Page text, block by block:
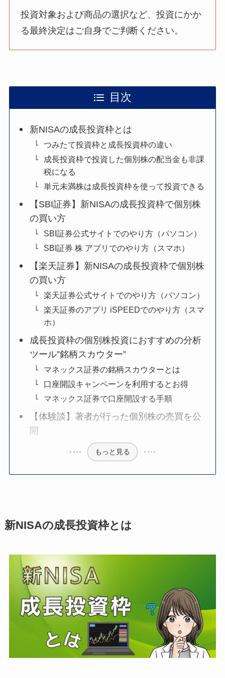
投資対象および商品の選択など、投資にかか
る最終決定はご自身でご判断ください。
目次
新NISAの成長投資枠とは
つみたて投資枠と成長投資枠の違い
成長投資枠で投資した個別株の配当金も非課
税になる
単元未満株は成長投資枠を使って投資できる
【SBI証券】新NISAの成長投資枠で個別株
の買い方
SBI証券公式サイトでのやり方（パソコン）
SBI証券 株 アプリでのやり方（スマホ）
【楽天証券】新NISAの成長投資枠で個別株
の買い方
楽天証券公式サイトでのやり方（パソコン）
楽天証券のアプリ iSPEEDでのやり方（スマ
ホ）
成長投資枠の個別株投資におすすめの分析
ツール”銘柄スカウター”
マネックス証券の銘柄スカウターとは
口座開設キャンペーンを利用するとお得
マネックス証券で口座開設する手順
【体験談】著者が行った個別株の売買を公
開
もっと見る
新NISAの成長投資枠とは